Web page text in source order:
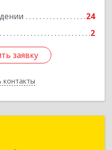
24
2
заявку
контакты
Подробнее
заявку